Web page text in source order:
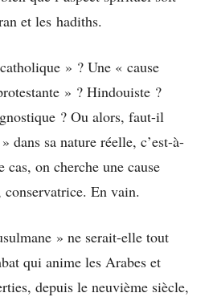
et les hadiths.
» ? Une « cause
» ? Hindouiste ?
? Ou alors, faut-il
dans sa nature réelle, c’est-à-
on cherche une cause
En vain.
» ne serait-elle tout
qui anime les Arabes et
depuis le neuvième siècle,